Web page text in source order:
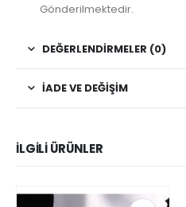
Gönderilmektedir.
DEĞERLENDIRMELER (0)
İADE VE DEĞIŞIM
İLGILI ÜRÜNLER